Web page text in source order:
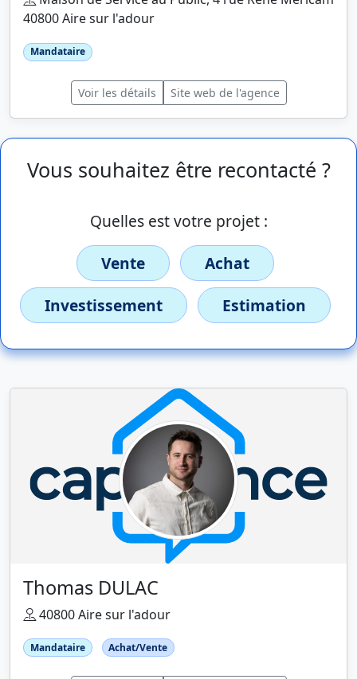
40800 Aire sur l'adour
Mandataire
Voir les détails Site web de l'agence
Vous souhaitez être recontacté ?
Quelles est votre projet :
Vente
Achat
Investissement
Estimation
Thomas DULAC
40800 Aire sur l'adour
Mandataire Achat/Vente